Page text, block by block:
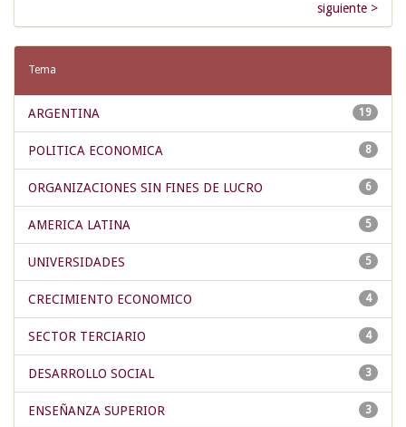
siguiente >
Tema
19
ARGENTINA
8
POLITICA ECONOMICA
6
ORGANIZACIONES SIN FINES DE LUCRO
5
AMERICA LATINA
5
UNIVERSIDADES
4
CRECIMIENTO ECONOMICO
4
SECTOR TERCIARIO
3
DESARROLLO SOCIAL
3
ENSEÑANZA SUPERIOR